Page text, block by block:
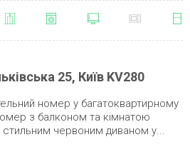
25, Київ KV280
номер у багатоквартирному
з балконом та кімнатою
стильним червоним диваном у...